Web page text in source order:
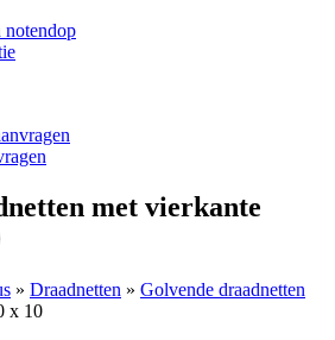
met vierkante
» Draadnetten » Golvende draadnetten
x 10